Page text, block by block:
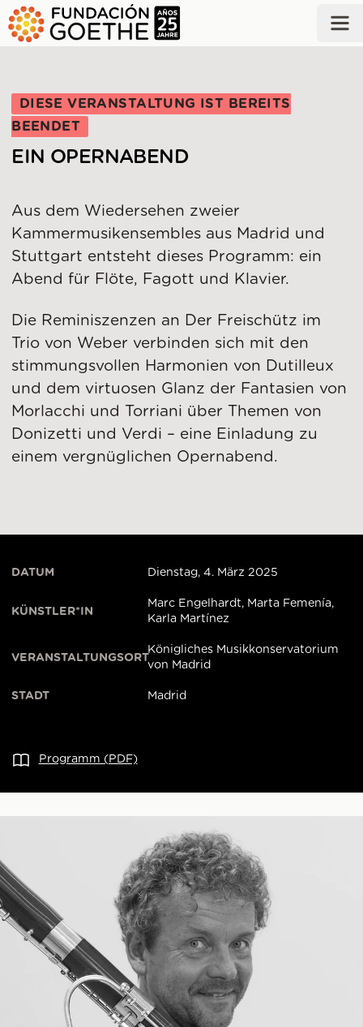
ZUM HAUPTINHALT SPRINGEN
DIESE VERANSTALTUNG IST BEREITS
BEENDET
EIN OPERNABEND
Aus dem Wiedersehen zweier
Kammermusikensembles aus Madrid und
Stuttgart entsteht dieses Programm: ein
Abend für Flöte, Fagott und Klavier.
Die Reminiszenzen an Der Freischütz im
Trio von Weber verbinden sich mit den
stimmungsvollen Harmonien von Dutilleux
und dem virtuosen Glanz der Fantasien von
Morlacchi und Torriani über Themen von
Donizetti und Verdi – eine Einladung zu
einem vergnüglichen Opernabend.
DATUM Dienstag, 4. März 2025
KÜNSTLER*IN
Marc Engelhardt, Marta Femenía,
Karla Martínez
VERANSTALTUNGSORT
Königliches Musikkonservatorium
von Madrid
STADT Madrid
Programm (PDF)